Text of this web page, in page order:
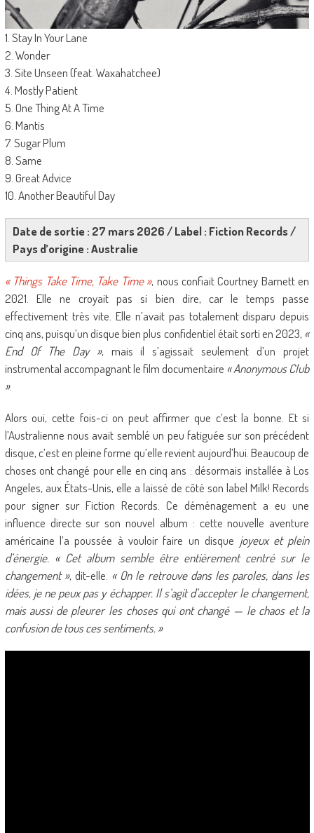
1. Stay In Your Lane
2. Wonder
3. Site Unseen (feat. Waxahatchee)
4. Mostly Patient
5. One Thing At A Time
6. Mantis
7. Sugar Plum
8. Same
9. Great Advice
10. Another Beautiful Day
Date de sortie : 27 mars 2026 / Label : Fiction Records /
Pays d’origine : Australie
« Things Take Time, Take Time », nous confiait Courtney Barnett en
2021. Elle ne croyait pas si bien dire, car le temps passe
effectivement très vite. Elle n’avait pas totalement disparu depuis
cinq ans, puisqu’un disque bien plus confidentiel était sorti en 2023, «
End Of The Day », mais il s’agissait seulement d’un projet
instrumental accompagnant le film documentaire « Anonymous Club
».
Alors oui, cette fois-ci on peut affirmer que c’est la bonne. Et si
l’Australienne nous avait semblé un peu fatiguée sur son précédent
disque, c’est en pleine forme qu’elle revient aujourd’hui. Beaucoup de
choses ont changé pour elle en cinq ans : désormais installée à Los
Angeles, aux États-Unis, elle a laissé de côté son label Milk! Records
pour signer sur Fiction Records. Ce déménagement a eu une
influence directe sur son nouvel album : cette nouvelle aventure
américaine l’a poussée à vouloir faire un disque joyeux et plein
d’énergie. « Cet album semble être entièrement centré sur le
changement », dit-elle. « On le retrouve dans les paroles, dans les
idées, je ne peux pas y échapper. Il s’agit d’accepter le changement,
mais aussi de pleurer les choses qui ont changé — le chaos et la
confusion de tous ces sentiments. »